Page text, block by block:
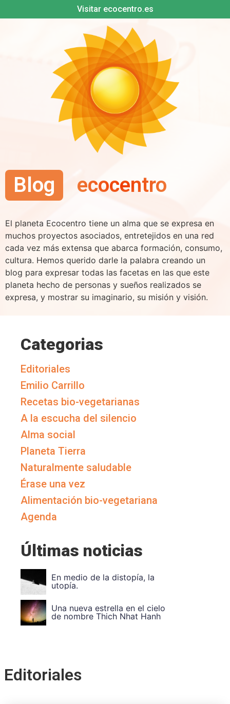
Visitar ecocentro.es
Blog ecocentro
El planeta Ecocentro tiene un alma que se expresa en
muchos proyectos asociados, entretejidos en una red
cada vez más extensa que abarca formación, consumo,
cultura. Hemos querido darle la palabra creando un
blog para expresar todas las facetas en las que este
planeta hecho de personas y sueños realizados se
expresa, y mostrar su imaginario, su misión y visión.
Categorias
Editoriales
Emilio Carrillo
Recetas bio-vegetarianas
A la escucha del silencio
Alma social
Planeta Tierra
Naturalmente saludable
Érase una vez
Alimentación bio-vegetariana
Agenda
Últimas noticias
Vuela Alto Ouka Leele
Divide et impera. Unidad en
Editoriales